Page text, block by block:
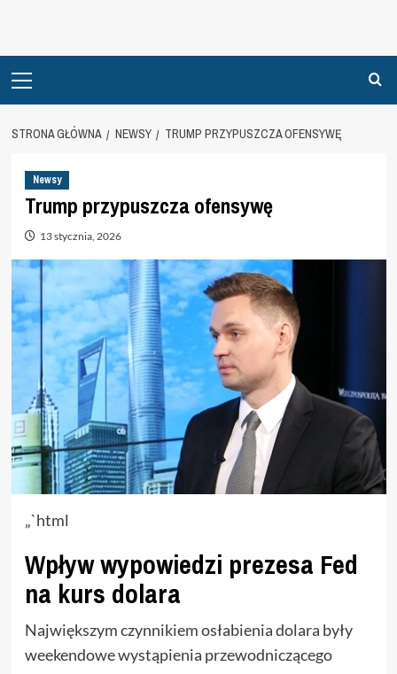
Menu
STRONA GŁÓWNA NEWSY TRUMP PRZYPUSZCZA OFENSYWĘ
Newsy
Trump przypuszcza ofensywę
13 stycznia, 2026
„`html
Wpływ wypowiedzi prezesa Fed
na kurs dolara
Największym czynnikiem osłabienia dolara były
weekendowe wystąpienia przewodniczącego